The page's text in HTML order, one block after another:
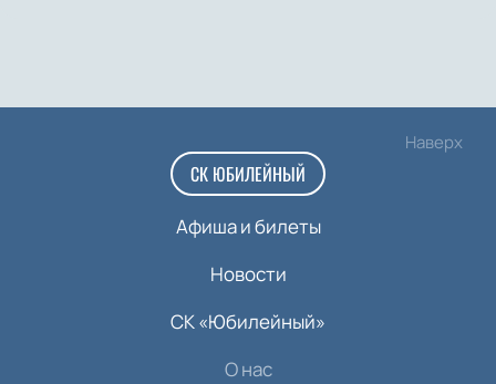
Наверх
СК ЮБИЛЕЙНЫЙ
Афиша и билеты
Новости
СК «Юбилейный»
О нас